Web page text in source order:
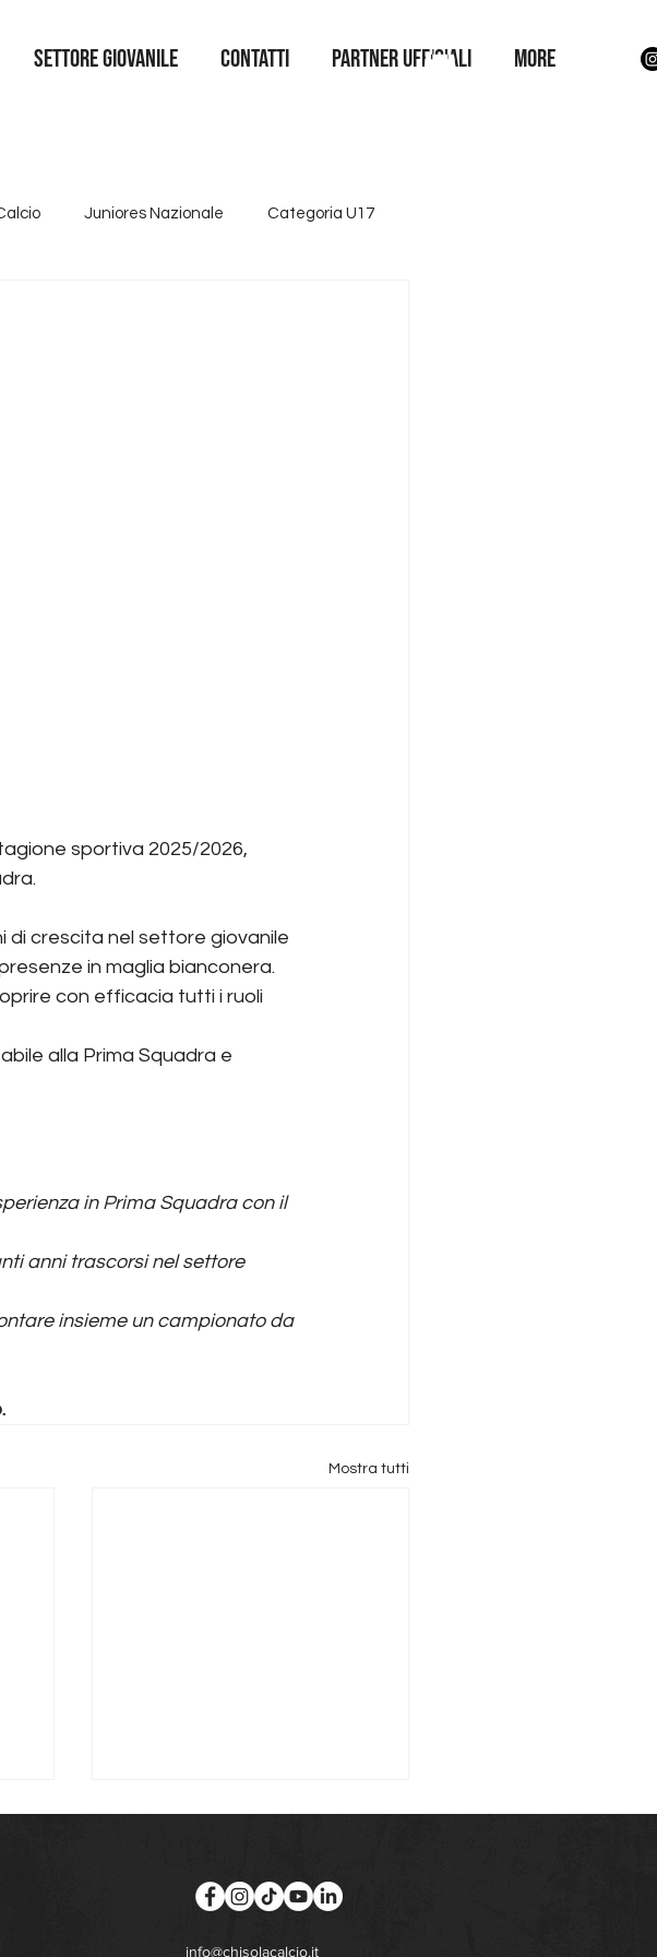
SETTORE GIOVANILE Contatti Partner Ufficiali More
Juniores Nazionale Categoria U17
sportiva 2025/2026,
di crescita nel settore giovanile
in maglia bianconera.
con efficacia tutti i ruoli
alla Prima Squadra e
in Prima Squadra con il
anni trascorsi nel settore
insieme un campionato da
Mostra tutti
info@chisolacalcio.it